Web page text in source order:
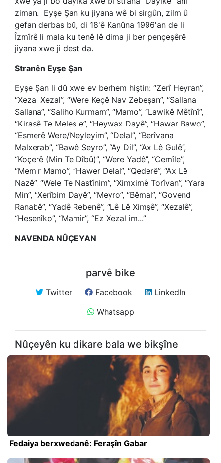
ziman. Eyşe Şan ku jiyana wê bi sirgûn, zilm û
gefan derbas bû, di 18'ê Kanûna 1996'an de li
Îzmîrê li mala ku tenê lê dima ji ber pençeşêrê
jiyana xwe ji dest da.
Stranên Eyşe Şan
Eyşe Şan li dû xwe ev berhem hiştin: “Zerî Heyran”,
“Xezal Xezal”, “Were Keçê Nav Zebeşan”, “Sallana
Sallana”, “Saliho Kurmam”, “Mamo”, “Lawikê Mêtînî”,
“Kirasê Te Meles e”, “Heywax Dayê”, “Hawar Bawo”,
“Esmerê Were/Neyleyim”, “Delal”, “Berîvana
Malxerab”, “Bawê Seyro”, “Ay Dil”, “Ax Lê Gulê”,
“Koçerê (Min Te Dîbû)”, “Were Yadê”, “Cemîle”,
“Memir Mamo”, “Hawer Delal”, “Qederê”, “Ax Lê
Nazê”, “Wele Te Nastînim”, “Ximximê Torîvan”, “Yara
Min”, “Xerîbim Dayê”, “Meyro”, “Bêmal”, “Govend
Ranabê”, “Yadê Rebenê”, “Lê Lê Ximşê”, “Xezalê”,
“Hesenîko”, “Mamir”, “Ez Xezal im...”
NAVENDA NÛÇEYAN
parvê bike
Twitter Facebook
LinkedIn
Whatsapp
Nûçeyên ku dikare bala we bikşîne
Fedaiya berxwedanê: Feraşîn Gabar